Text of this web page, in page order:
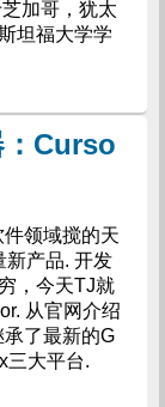
加哥，犹太
坦福大学学
Curso
领域搅的天
新产品. 开发
，今天TJ就
从官网介绍
了最新的G
三大平台.